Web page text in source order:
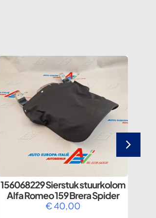
156068229 Sierstuk stuurkolom
Alfa Romeo 159 Brera Spider
€40,00